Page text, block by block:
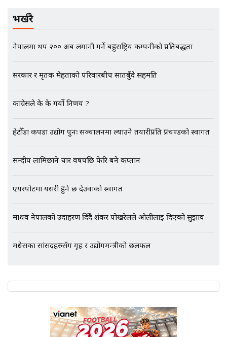
गोप्य अडियो र म्यासेज, गृह मन्त्रालय
कनेक्सन ! || VISIT VISA SCAM
एभरेष्ट अस्पताल फलोअपः CCTV फुटेज
Followup: CCTV Footage Lost |
SIDHAKURA |
भर्खरै
नेपालमा थप २०० अर्ब लगानी गर्ने बहुराष्ट्रिय कम्पनीको प्रतिबद्धता
सरकार र मृतक मेहताको परिवारबीच सातबुँदे सहमति
कांग्रेसले के के गर्यो निर्णय ?
हेटौँडा कपडा उद्योग पुनः सञ्चालनमा ल्याउने तयारीप्रति प्रचण्डको स्वागत
सन्दीप लामिछाने चार वर्षपछि फेरि बने कप्तान
एयरपोर्टमा यसरी हुने छ देउवाको स्वागत
माधव नेपालको उदाहरण दिँदै शंकर पोखरेलले ओलीलाई दिएको सुझाव
मधेसका सांसदहरुसँग गृह र उद्योगमन्त्रीको छलफल